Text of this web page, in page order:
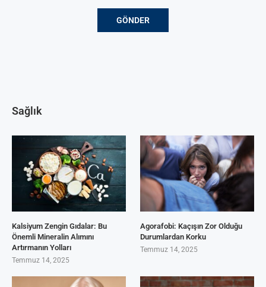
Sağlık
Kalsiyum Zengin Gıdalar: Bu
Önemli Mineralin Alımını
Artırmanın Yolları
Temmuz 14, 2025
Agorafobi: Kaçışın Zor Olduğu
Durumlardan Korku
Temmuz 14, 2025